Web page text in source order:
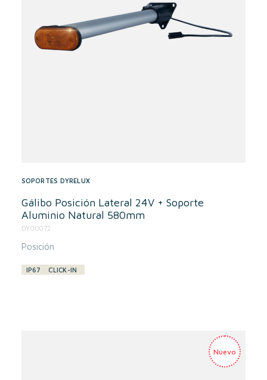
SOPORTES DYRELUX
Gálibo Posición Lateral 24V + Soporte
Aluminio Natural 580mm
DY00072
Posición
IP67 CLICK-IN